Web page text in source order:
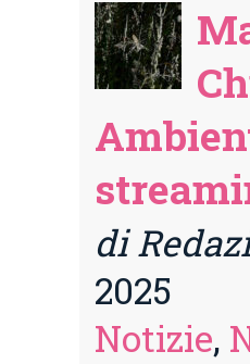
di
2025
Notizie,